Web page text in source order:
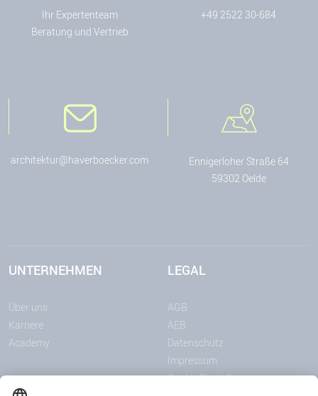
Ihr Expertenteam
Beratung und Vertrieb
+49 2522 30-684
architektur@haverboecker.com
Ennigerloher Straße 64
59302 Oelde
UNTERNEHMEN
Über uns
Karriere
Academy
LEGAL
AGB
AEB
Datenschutz
Impressum
Cookie-Einstellungen